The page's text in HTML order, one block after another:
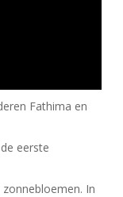
Fathima en
eerste
In